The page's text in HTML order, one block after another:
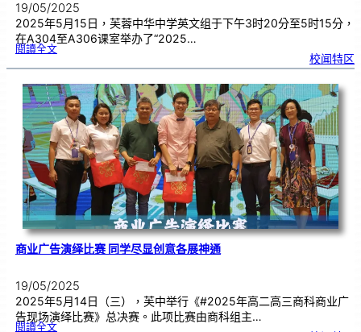
19/05/2025
2025年5月15日，芙蓉中华中学英文组于下午3时20分至5时15分，
在A304至A306课室举办了“2025…
閱讀全文:英
散
文
作
比
赛
促
进
写
作
的
热
情
校闻特区
商业广告演绎比赛 同学尽显创意各展神通
19/05/2025
2025年5月14日（三），芙中举行《#2025年高二高三商科商业广
告现场演绎比赛》总决赛。此项比赛由商科组主…
閱讀全文: